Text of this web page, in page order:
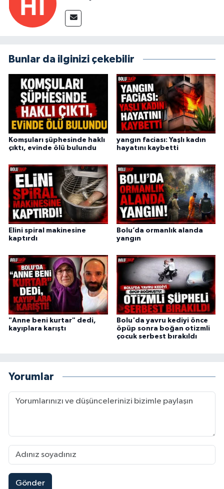
Bunlar da ilginizi çekebilir
Komşuları şüphesinde haklı
çıktı, evinde ölü bulundu
yangın faciası: Yaşlı kadın
hayatını kaybetti
Elini spiral makinesine
kaptırdı
Bolu’da ormanlık alanda
yangın
"Anne beni kurtar" dedi,
kayıplara karıştı
Bolu'da yavru kediyi önce
öpüp sonra boğan otizmli
çocuk serbest bırakıldı
Yorumlar
Gönder